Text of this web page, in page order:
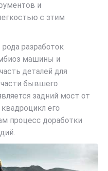
и
с этим
разработок
машины и
деталей для
бывшего
задний мост от
его
процесс доработки